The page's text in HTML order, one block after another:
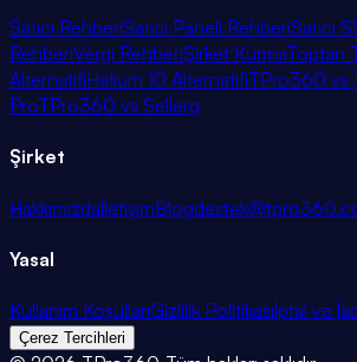
Satıcı RehberiSatıcı Paneli RehberiSatıcı
RehberiVergi RehberiŞirket KurmaToptan
AlternatifiHelium 10 AlternatifiTPro360 vs
ProTPro360 vs Sellerg
Şirket
HakkımızdaİletişimBlog
Yasal
Kullanım KoşullarıGizlilik Politikasıİptal ve
Çerez Tercihleri